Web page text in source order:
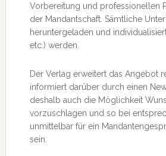
Vorbereitung und professionellen
der Mandantschaft. Sämtliche
heruntergeladen und
etc.) werden.
Der Verlag erweitert das Angebot
informiert darüber durch einen
deshalb auch die Möglichkeit
vorzuschlagen und so bei
unmittelbar für ein
sein.